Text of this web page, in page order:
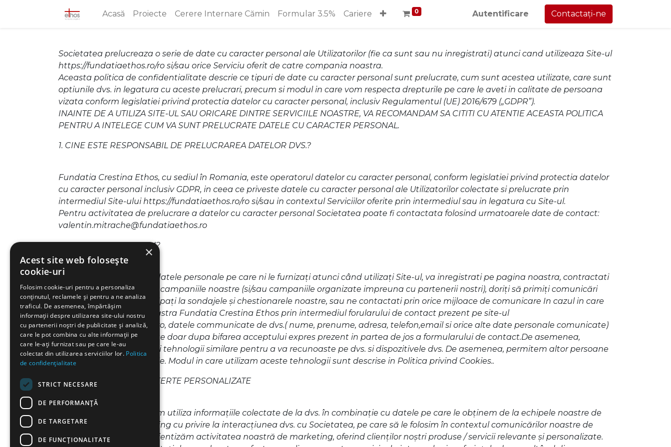
Acasă Proiecte Cerere Internare Cămin Formular 3.5% Cariere 0 Autentificare Contactați-ne
Societatea prelucreaza o serie de date cu caracter personal ale Utilizatorilor (fie ca sunt sau nu inregistrati) atunci cand utilizeaza Site-ul
https://fundatiaethos.ro/ro si/sau orice Serviciu oferit de catre compania noastra.
Aceasta politica de confidentialitate descrie ce tipuri de date cu caracter personal sunt prelucrate, cum sunt acestea utilizate, care sunt
optiunile dvs. in legatura cu aceste prelucrari, precum si modul in care vom respecta drepturile pe care le aveti in calitate de persoana
vizata conform legislatiei privind protectia datelor cu caracter personal, inclusiv Regulamentul (UE) 2016/679 („GDPR”).
INAINTE DE A UTILIZA SITE-UL SAU ORICARE DINTRE SERVICIILE NOASTRE, VA RECOMANDAM SA CITITI CU ATENTIE ACEASTA POLITICA
PENTRU A INTELEGE CUM VA SUNT PRELUCRATE DATELE CU CARACTER PERSONAL.
1. CINE ESTE RESPONSABIL DE PRELUCRAREA DATELOR DVS.?
Fundatia Crestina Ethos, cu sediul în Romania, este operatorul datelor cu caracter personal, conform legislatiei privind protectia datelor
cu caracter personal inclusiv GDPR, in ceea ce priveste datele cu caracter personal ale Utilizatorilor colectate si prelucrate prin
intermediul Site-ului https://fundatiaethos.ro/ro si/sau in contextul Serviciilor oferite prin intermediul sau in legatura cu Site-ul.
Pentru activitatea de prelucrare a datelor cu caracter personal Societatea poate fi contactata folosind urmatoarele date de contact:
valentin.mitrache@fundatiaethos.ro
2. CE DATE PRELUCRAM?
Societatea prelucrează datele personale pe care ni le furnizaţi atunci când utilizaţi Site-ul, va inregistrati pe pagina noastra, contractati
un serviciu, vă înscrieţi în campaniile noastre (si/sau campaniile organizate impreuna cu partenerii nostri), doriţi să primiţi comunicări
comerciale sau să participaţi la sondajele şi chestionarele noastre, sau ne contactati prin orice mijloace de comunicare In cazul in care
contactat compania noastra Fundatia Crestina Ethos prin intermediul forularului de contact prezent pe site-ul
https://fundatiaethos.ro/ro, datele communicate de dvs.( nume, prenume, adresa, telefon,email si orice alte date personale comunicate)
vor fii stocate si prelucrate doar dupa bifarea acceptului expres prezent in partea de jos a formularului de contact.De asemenea,
utilizam module cookie si tehnologii similare pentru a va recunoaste pe dvs. si dispozitivele dvs. De asemenea, permitem altor persoane
sa utilizeze module cookie. Modul in care utilizam aceste tehnologii sunt descrise in Politica privind Cookies..
3. FURNIZAREA UNOR OFERTE PERSONALIZATE
În anumite situaţii, putem utiliza informaţiile colectate de la dvs. în combinaţie cu datele pe care le obţinem de la echipele noastre de
vânzări şi/sau de marketing cu privire la interacţiunea dvs. cu Societatea, pe care să le folosim în contextul comunicărilor noastre de
marketing. Dorim să eficientizăm activitatea noastră de marketing, oferind clienţilor noştri produse / servicii relevante şi personalizate.
×
Acest site web folosește
cookie-uri
Folosim cookie-uri pentru a personaliza
conținutul, reclamele și pentru a ne analiza
traficul. De asemenea, împărtășim
informații despre utilizarea site-ului nostru
cu partenerii noștri de publicitate și analiză,
care le pot combina cu alte informații pe
care le-ați furnizat sau pe care le-au
colectat din utilizarea serviciilor lor. Politica
de confidențialitate
STRICT NECESARE
DE PERFORMANȚĂ
DE TARGETARE
DE FUNCŢIONALITATE